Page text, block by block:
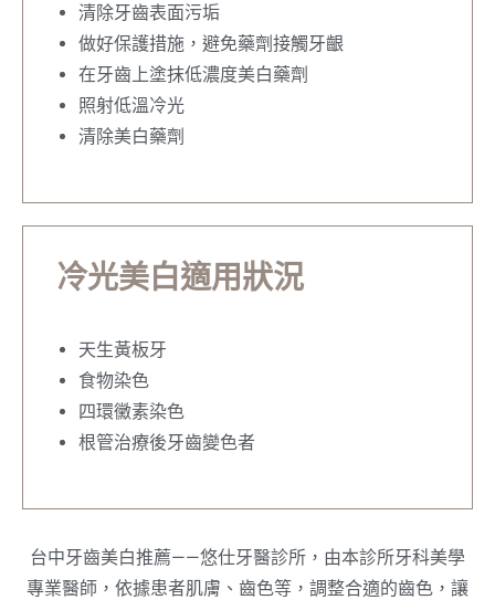
清除牙齒表面污垢
做好保護措施，避免藥劑接觸牙齦
在牙齒上塗抹低濃度美白藥劑
照射低溫冷光
清除美白藥劑
冷光美白適用狀況
天生黃板牙
食物染色
四環黴素染色
根管治療後牙齒變色者
台中牙齒美白推薦——悠仕牙醫診所，由本診所牙科美學
專業醫師，依據患者肌膚、齒色等，調整合適的齒色，讓